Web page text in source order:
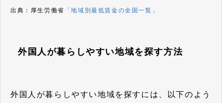
出典：厚生労働省 「地域別最低賃金の全国一覧」
外国人が暮らしやすい地域を探す方法
外国人が暮らしやすい地域を探すには、以下のよう